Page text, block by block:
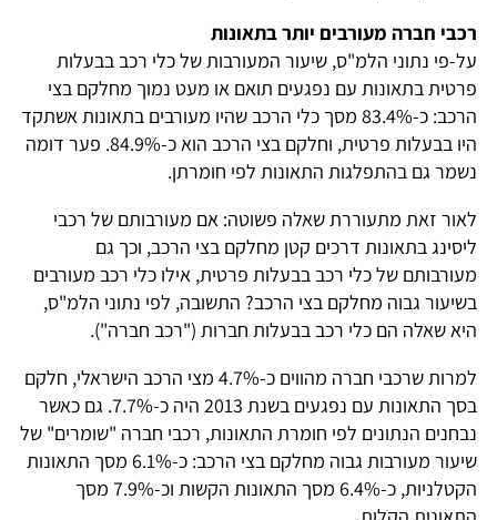
רכבי חברה מעורבים יותר בתאונות
על-פי נתוני הלמ"ס, שיעור המעורבות של כלי רכב בבעלות
פרטית בתאונות עם נפגעים תואם או מעט נמוך מחלקם בצי
הרכב: כ-83.4% מסך כלי הרכב שהיו מעורבים בתאונות אשתקד
היו בבעלות פרטית, וחלקם בצי הרכב הוא כ-84.9%. פער דומה
נשמר גם בהתפלגות התאונות לפי חומרתן.
לאור זאת מתעוררת שאלה פשוטה: אם מעורבותם של רכבי
ליסינג בתאונות דרכים קטן מחלקם בצי הרכב, וכך גם
מעורבותם של כלי רכב בבעלות פרטית, אילו כלי רכב מעורבים
בשיעור גבוה מחלקם בצי הרכב? התשובה, לפי נתוני הלמ"ס,
היא שאלה הם כלי רכב בבעלות חברות ("רכב חברה").
למרות שרכבי חברה מהווים כ-4.7% מצי הרכב הישראלי, חלקם
בסך התאונות עם נפגעים בשנת 2013 היה כ-7.7%. גם כאשר
נבחנים הנתונים לפי חומרת התאונות, רכבי חברה "שומרים" של
שיעור מעורבות גבוה מחלקם בצי הרכב: כ-6.1% מסך התאונות
הקטלניות, כ-6.4% מסך התאונות הקשות וכ-7.9% מסך